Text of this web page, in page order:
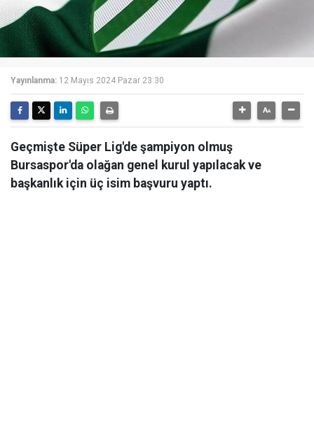
Yayınlanma: 12 Mayıs 2024 Pazar 23:30
Geçmişte Süper Lig'de şampiyon olmuş
Bursaspor'da olağan genel kurul yapılacak ve
başkanlık için üç isim başvuru yaptı.